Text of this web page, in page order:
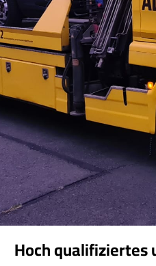
Hoch qualifiziertes